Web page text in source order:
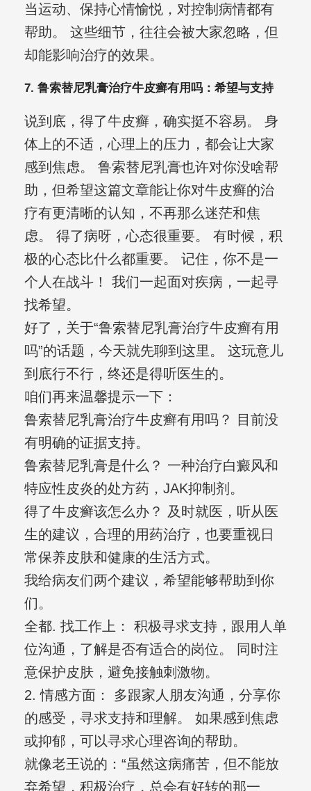
当运动、保持心情愉悦，对控制病情都有
帮助。 这些细节，往往会被大家忽略，但
却能影响治疗的效果。
7. 鲁索替尼乳膏治疗牛皮癣有用吗：希望与支持
说到底，得了牛皮癣，确实挺不容易。 身
体上的不适，心理上的压力，都会让大家
感到焦虑。 鲁索替尼乳膏也许对你没啥帮
助，但希望这篇文章能让你对牛皮癣的治
疗有更清晰的认知，不再那么迷茫和焦
虑。 得了病呀，心态很重要。 有时候，积
极的心态比什么都重要。 记住，你不是一
个人在战斗！ 我们一起面对疾病，一起寻
找希望。
好了，关于“鲁索替尼乳膏治疗牛皮癣有用
吗”的话题，今天就先聊到这里。 这玩意儿
到底行不行，终还是得听医生的。
咱们再来温馨提示一下：
鲁索替尼乳膏治疗牛皮癣有用吗？ 目前没
有明确的证据支持。
鲁索替尼乳膏是什么？ 一种治疗白癜风和
特应性皮炎的处方药，JAK抑制剂。
得了牛皮癣该怎么办？ 及时就医，听从医
生的建议，合理的用药治疗，也要重视日
常保养皮肤和健康的生活方式。
我给病友们两个建议，希望能够帮助到你
们。
全都. 找工作上： 积极寻求支持，跟用人单
位沟通，了解是否有适合的岗位。 同时注
意保护皮肤，避免接触刺激物。
2. 情感方面： 多跟家人朋友沟通，分享你
的感受，寻求支持和理解。 如果感到焦虑
或抑郁，可以寻求心理咨询的帮助。
就像老王说的：“虽然这病痛苦，但不能放
弃希望，积极治疗，总会有好转的那一